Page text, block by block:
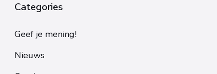
Categories
Geef je mening!
Nieuws